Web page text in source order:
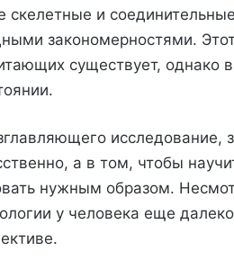
скелетные и
закономерностями.
существует, однако
исследование,
а в том, чтобы
нужным образом.
у человека еще